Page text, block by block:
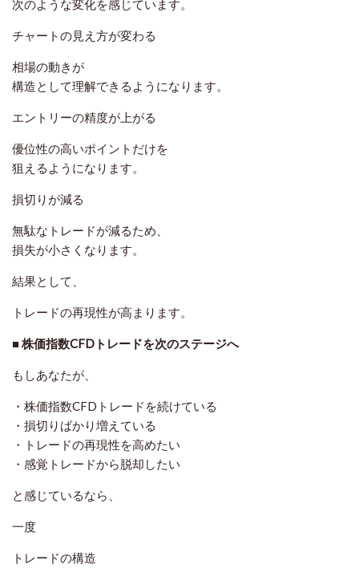
次のような変化を感じています。
チャートの見え方が変わる
相場の動きが
構造として理解できるようになります。
エントリーの精度が上がる
優位性の高いポイントだけを
狙えるようになります。
損切りが減る
無駄なトレードが減るため、
損失が小さくなります。
結果として、
トレードの再現性が高まります。
■ 株価指数CFDトレードを次のステージへ
もしあなたが、
・株価指数CFDトレードを続けている
・損切りばかり増えている
・トレードの再現性を高めたい
・感覚トレードから脱却したい
と感じているなら、
一度
トレードの構造